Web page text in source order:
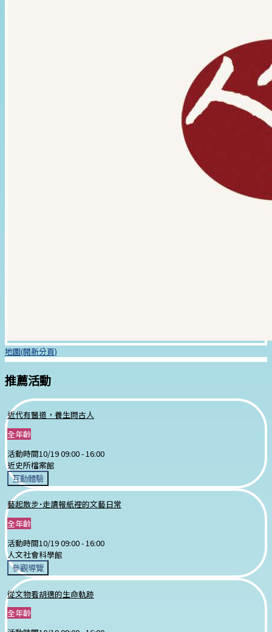
地圖(開新分頁)
推薦活動
近代有醫道，養生問古人
全年齡
活動時間10/19 09:00 - 16:00
近史所檔案館
互動體驗
藝起散步˙走讀報紙裡的文藝日常
全年齡
活動時間10/19 09:00 -16:00
人文社會科學館
參觀導覽
從文物看胡適的生命軌跡
全年齡